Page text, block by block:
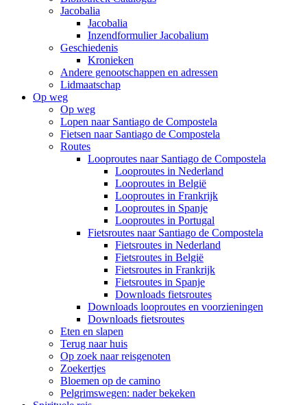
Jacobalia
Jacobalia
Inzendformulier Jacobalium
Geschiedenis
Kronieken
Andere genootschappen en adressen
Lidmaatschap
Op weg
Op weg
Lopen naar Santiago de Compostela
Fietsen naar Santiago de Compostela
Routes
Looproutes naar Santiago de Compostela
Looproutes in Nederland
Looproutes in België
Looproutes in Frankrijk
Looproutes in Spanje
Looproutes in Portugal
Fietsroutes naar Santiago de Compostela
Fietsroutes in Nederland
Fietsroutes in België
Fietsroutes in Frankrijk
Fietsroutes in Spanje
Downloads fietsroutes
Downloads looproutes en voorzieningen
Downloads fietsroutes
Eten en slapen
Terug naar huis
Op zoek naar reisgenoten
Zoekertjes
Bloemen op de camino
Pelgrimswegen: nader bekeken